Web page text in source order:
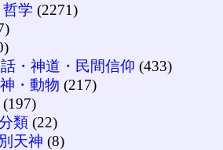
学 (2271)
・神道・民間信仰 (433)
・動物 (217)
(197)
類 (22)
別天神 (8)